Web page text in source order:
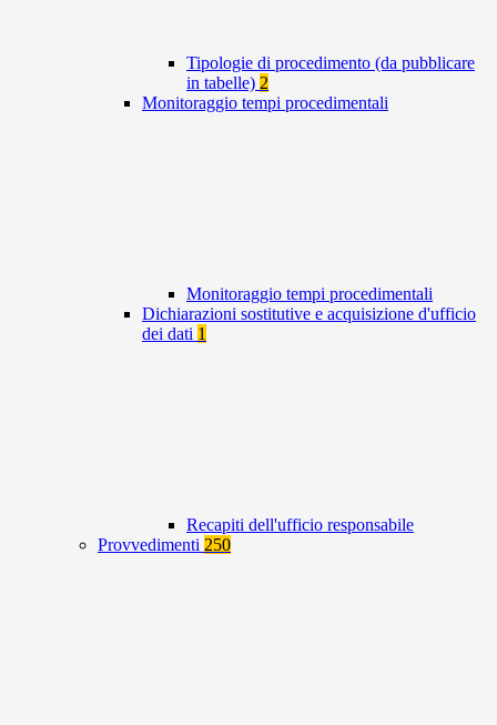
Tipologie di procedimento (da pubblicare
in tabelle) 2
Monitoraggio tempi procedimentali
Monitoraggio tempi procedimentali
Dichiarazioni sostitutive e acquisizione d'ufficio
dei dati 1
Recapiti dell'ufficio responsabile
Provvedimenti 250